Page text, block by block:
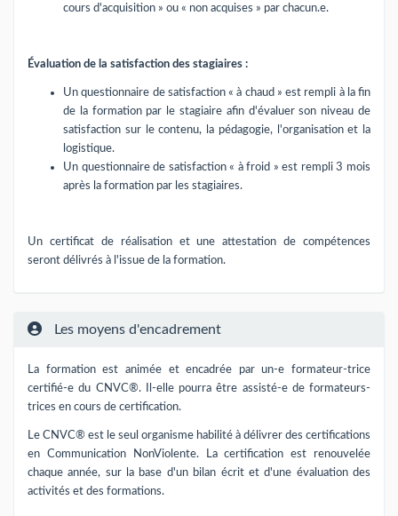
cours d'acquisition » ou « non acquises » par chacun.e.
Évaluation de la satisfaction des stagiaires :
Un questionnaire de satisfaction « à chaud » est rempli à la fin
de la formation par le stagiaire afin d'évaluer son niveau de
satisfaction sur le contenu, la pédagogie, l'organisation et la
logistique.
Un questionnaire de satisfaction « à froid » est rempli 3 mois
après la formation par les stagiaires.
Un certificat de réalisation et une attestation de compétences
seront délivrés à l'issue de la formation.
Les moyens d'encadrement
La formation est animée et encadrée par un-e formateur-trice
certifié-e du CNVC®. Il-elle pourra être assisté-e de formateurs-
trices en cours de certification.
Le CNVC® est le seul organisme habilité à délivrer des certifications
en Communication NonViolente. La certification est renouvelée
chaque année, sur la base d'un bilan écrit et d'une évaluation des
activités et des formations.